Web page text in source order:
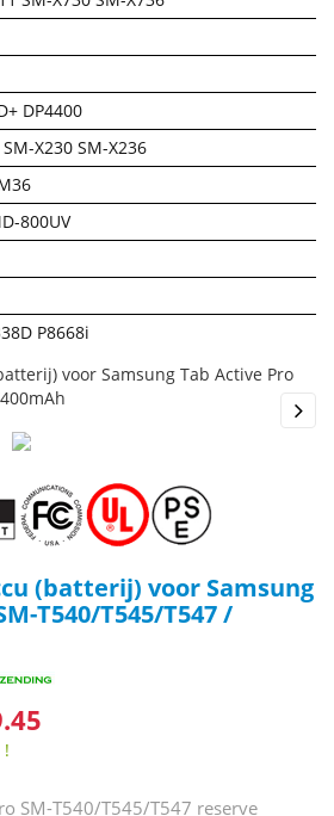
DP4400
X230 SM-X236
800UV
P8668i
(batterij) voor Samsung
T540/T545/T547 /
SM-T540/T545/T547 reserve